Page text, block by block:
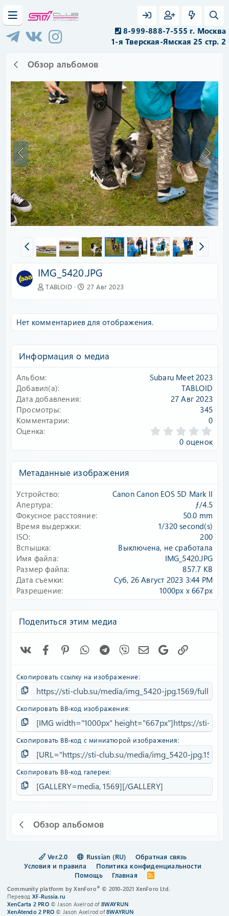
8-999-888-7-555 г. Москва
1-я Тверская-Ямская 25 стр. 2
Обзор альбомов
IMG_5420.JPG
TABLOID 27 Авг 2023
Нет комментариев для отображения.
Информация о медиа
Альбом
Subaru Meet 2023
Добавил(а)
TABLOID
Дата добавления
27 Авг 2023
Просмотры
345
Комментарии
0
Оценка
.
0
д
0 оценок
Метаданные изображения
Устройство
Canon Canon EOS 5D Mark II
Апертура
ƒ/4.5
Фокусное расстояние
50.0 mm
Время выдержки
1/320 second(s)
ISO
200
Вспышка
Выключена, не сработала
Имя файла
IMG_5420.JPG
Размер файла
857.7 KB
Дата съемки
Суб, 26 Август 2023 3:44 PM
Разрешение
1000px x 667px
Поделиться этим медиа
FacebookPinterestWhatsAppTelegram
Viber Электронная почта
Google
Скопировать ссылку на изображение
Скопировать BB-код изображения
Скопировать BB-код с миниатюрой изображения
Скопировать BB-код галереи
Обзор альбомов
Ver.2.0 Russian (RU)
Обратная связь
Условия и правила
Политика конфиденциальности
Помощь
Главная
R
S
Community platform by XenForo® © 2010-2021 XenForo Ltd.
Перевод XF-Russia.ru
XenCarta 2 PRO© Jason Axelrod of 8WAYRUN
XenAtendo 2 PRO © Jason Axelrod of8WAYRUN